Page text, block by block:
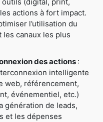
actions à fort impact.
l’utilisation du
canaux les plus
des actions :
intelligente
web, référencement,
événementiel, etc.)
génération de leads,
et les dépenses